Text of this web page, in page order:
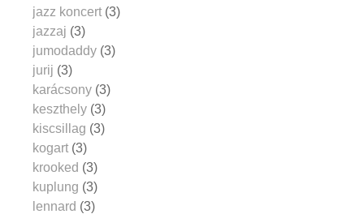
jazz koncert (3)
jazzaj (3)
jumodaddy (3)
jurij (3)
karácsony (3)
keszthely (3)
kiscsillag (3)
kogart (3)
krooked (3)
kuplung (3)
lennard (3)